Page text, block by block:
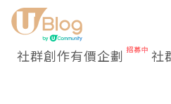
社群創作有價企劃 社